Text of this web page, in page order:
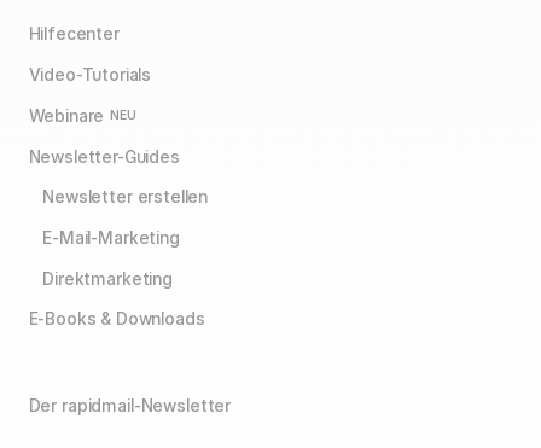
Hilfecenter
Video-Tutorials
Webinare NEU
Newsletter-Guides
Newsletter erstellen
E-Mail-Marketing
Direktmarketing
E-Books & Downloads
Der rapidmail-Newsletter